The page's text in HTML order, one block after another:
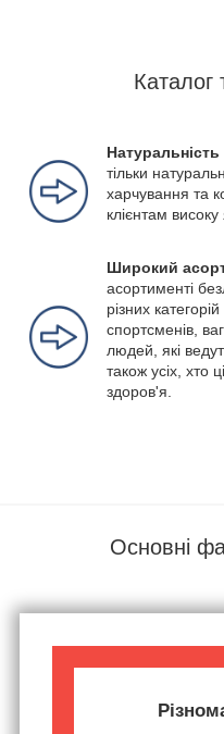
Каталог
Натуральність
тільки
харчування та
клієнтам високу
Широкий
асортименті
різних
спортсменів,
людей, які
також усіх, хто
здоров'я.
Основні